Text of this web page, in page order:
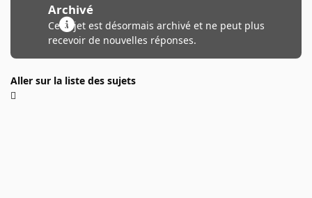
Archivé
Ce sujet est désormais archivé et ne peut plus
recevoir de nouvelles réponses.
Aller sur la liste des sujets